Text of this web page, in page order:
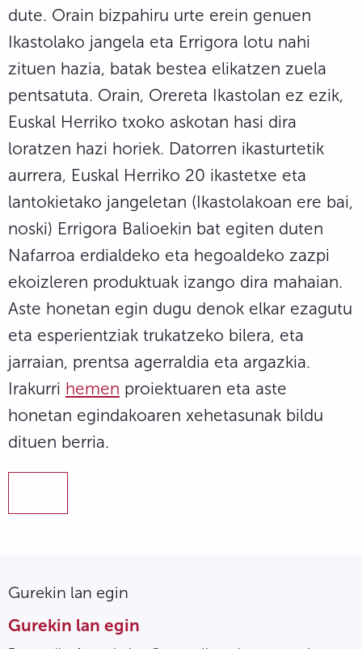
dute. Orain bizpahiru urte erein genuen
Ikastolako jangela eta Errigora lotu nahi
zituen hazia, batak bestea elikatzen zuela
pentsatuta. Orain, Orereta Ikastolan ez ezik,
Euskal Herriko txoko askotan hasi dira
loratzen hazi horiek. Datorren ikasturtetik
aurrera, Euskal Herriko 20 ikastetxe eta
lantokietako jangeletan (Ikastolakoan ere bai,
noski) Errigora Balioekin bat egiten duten
Nafarroa erdialdeko eta hegoaldeko zazpi
ekoizleren produktuak izango dira mahaian.
Aste honetan egin dugu denok elkar ezagutu
eta esperientziak trukatzeko bilera, eta
jarraian, prentsa agerraldia eta argazkia.
Irakurri hemen proiektuaren eta aste
honetan egindakoaren xehetasunak bildu
dituen berria.
Gurekin lan egin
Gurekin lan egin